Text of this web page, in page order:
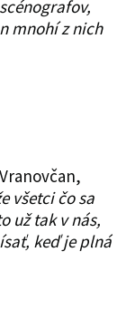
mnohí z nich
všetci čo sa
už tak v nás,
keď je plná